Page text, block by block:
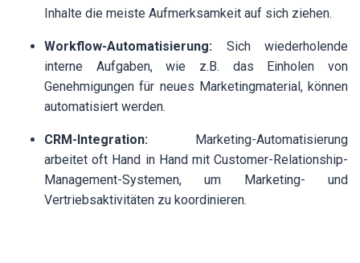
Inhalte die meiste Aufmerksamkeit auf sich ziehen.
Workflow-Automatisierung: Sich wiederholende
interne Aufgaben, wie z.B. das Einholen von
Genehmigungen für neues Marketingmaterial, können
automatisiert werden.
CRM-Integration: Marketing-Automatisierung
arbeitet oft Hand in Hand mit Customer-Relationship-
Management-Systemen, um Marketing- und
Vertriebsaktivitäten zu koordinieren.